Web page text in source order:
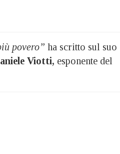
povero” ha scritto sul suo
Viotti, esponente del